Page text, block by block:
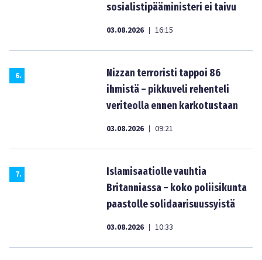
sosialistipääministeri ei taivu
03.08.2026 | 16:15
6.
Nizzan terroristi tappoi 86
ihmistä – pikkuveli rehenteli
veriteolla ennen karkotustaan
03.08.2026 | 09:21
7.
Islamisaatiolle vauhtia
Britanniassa – koko poliisikunta
paastolle solidaarisuussyistä
03.08.2026 | 10:33